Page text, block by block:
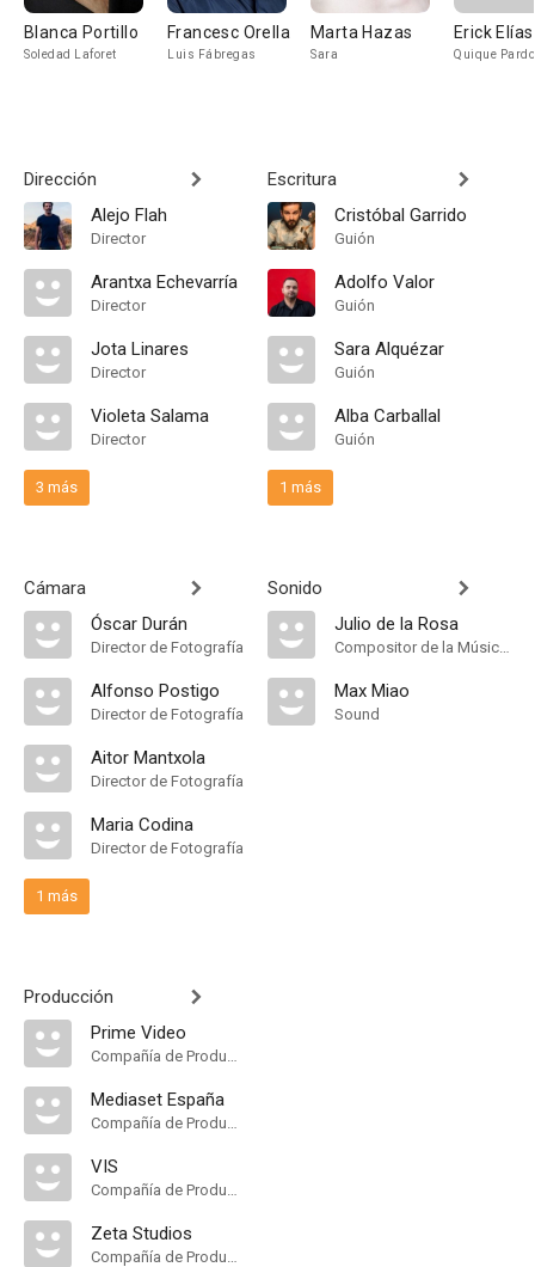
Blanca Portillo
Soledad Laforet
Francesc Orella
Luis Fábregas
Marta Hazas
Sara
Erick Elías
Quique
Dirección
Alejo Flah
Director
Arantxa Echevarría
Director
Jota Linares
Director
Violeta Salama
Director
3 más
Cámara
Óscar Durán
Director de Fotografía
Alfonso Postigo
Director de Fotografía
Aitor Mantxola
Director de Fotografía
Maria Codina
Director de Fotografía
1 más
Producción
Prime Video
Compañía de Produccion
Mediaset España
Compañía de Produccion
VIS
Compañía de Produccion
Zeta Studios
Compañía de Produccion
Escritura
Cristóbal Garrido
Guión
Adolfo Valor
Guión
Sara Alquézar
Guión
Alba Carballal
Guión
1 más
Sonido
Julio de la Rosa
Compositor de la Música Original
Max Miao
Sound